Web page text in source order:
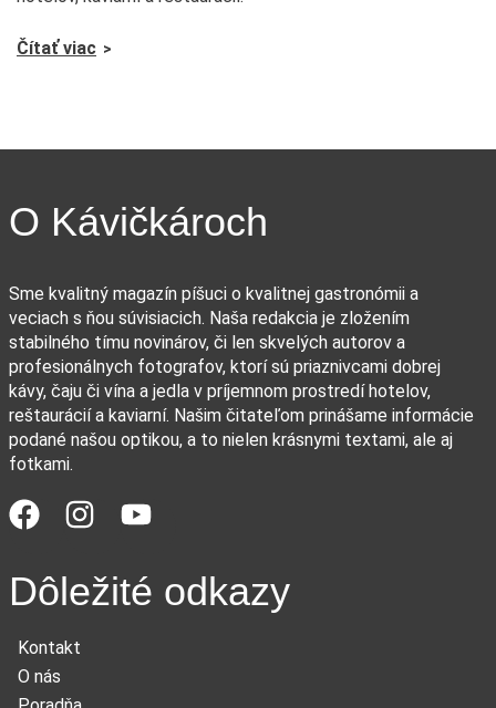
Čítať viac
O Kávičkároch
Sme kvalitný magazín píšuci o kvalitnej gastronómii a
veciach s ňou súvisiacich. Naša redakcia je zložením
stabilného tímu novinárov, či len skvelých autorov a
profesionálnych fotografov, ktorí sú priaznivcami dobrej
kávy, čaju či vína a jedla v príjemnom prostredí hotelov,
reštaurácií a kaviarní. Našim čitateľom prinášame informácie
podané našou optikou, a to nielen krásnymi textami, ale aj
fotkami.
Dôležité odkazy
Kontakt
O nás